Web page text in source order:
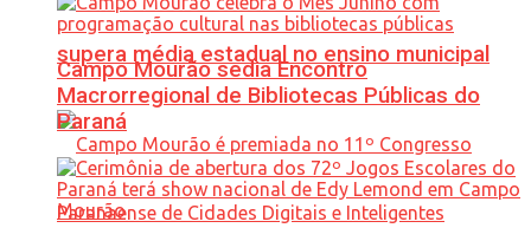
supera média estadual no ensino municipal
Campo Mourão sedia Encontro
Macrorregional de Bibliotecas Públicas do
Paraná